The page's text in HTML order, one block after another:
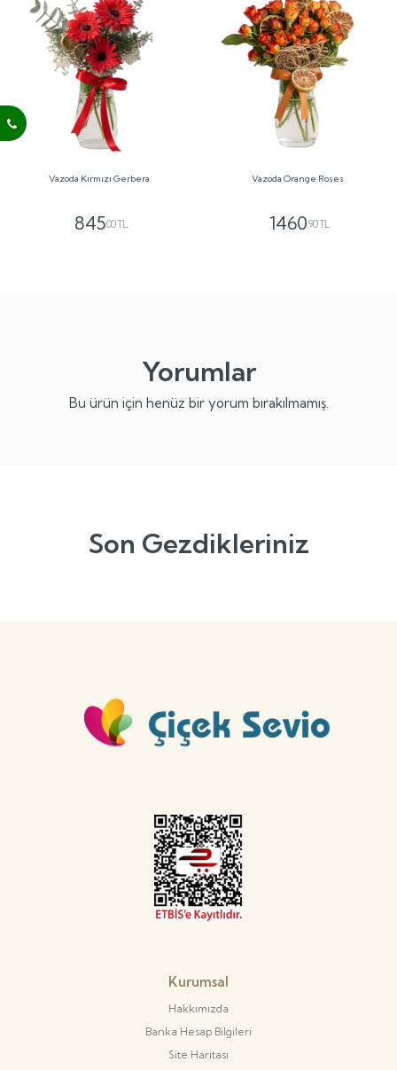
Vazoda Kırmızı Gerbera
845,00 TL
Vazoda Orange Roses
1460,90 TL
Yorumlar
Bu ürün için henüz bir yorum bırakılmamış.
Son Gezdikleriniz
Kurumsal
Hakkımızda
Banka Hesap Bilgileri
Site Haritası